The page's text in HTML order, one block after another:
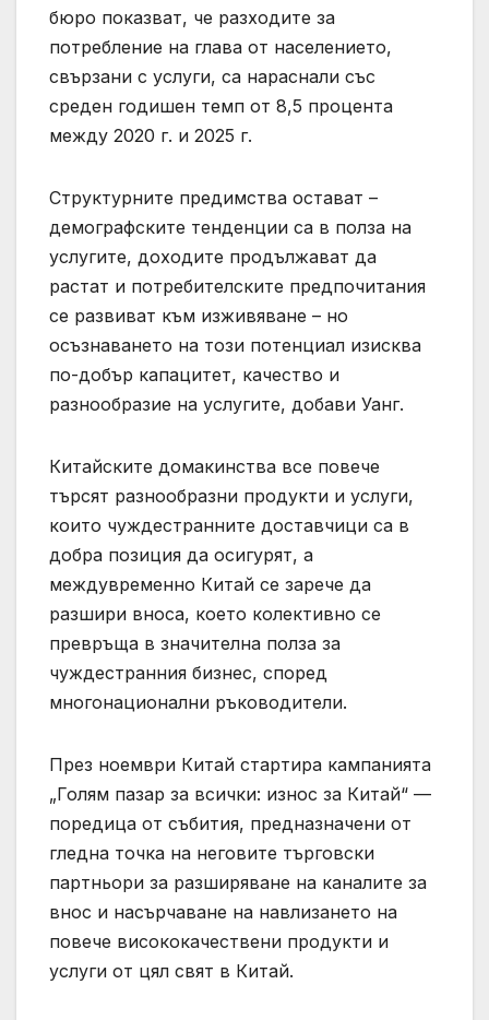
бюро показват, че разходите за
потребление на глава от населението,
свързани с услуги, са нараснали със
среден годишен темп от 8,5 процента
между 2020 г. и 2025 г.
Структурните предимства остават –
демографските тенденции са в полза на
услугите, доходите продължават да
растат и потребителските предпочитания
се развиват към изживяване – но
осъзнаването на този потенциал изисква
по-добър капацитет, качество и
разнообразие на услугите, добави Уанг.
Китайските домакинства все повече
търсят разнообразни продукти и услуги,
които чуждестранните доставчици са в
добра позиция да осигурят, а
междувременно Китай се зарече да
разшири вноса, което колективно се
превръща в значителна полза за
чуждестранния бизнес, според
многонационални ръководители.
През ноември Китай стартира кампанията
„Голям пазар за всички: износ за Китай“ —
поредица от събития, предназначени от
гледна точка на неговите търговски
партньори за разширяване на каналите за
внос и насърчаване на навлизането на
повече висококачествени продукти и
услуги от цял ​​свят в Китай.